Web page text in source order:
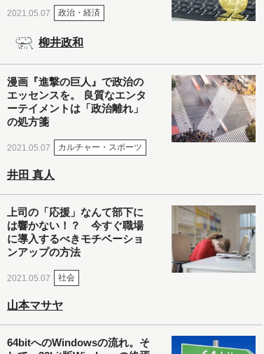
2021.05.07 政治・経済
柳井政和
漫画『進撃の巨人』で政治の
エッセンスを。 良質なエンタ
ーテイメントは「政治離れ」
の処方箋
2021.05.07 カルチャー・スポーツ
井田 真人
上司の「応援」なんて部下に
は響かない！？ 今すぐ職場
に導入するべきモチベーショ
ンアップの方法
2021.05.07 社会
山本マサヤ
64bitへのWindowsの流れ。そ